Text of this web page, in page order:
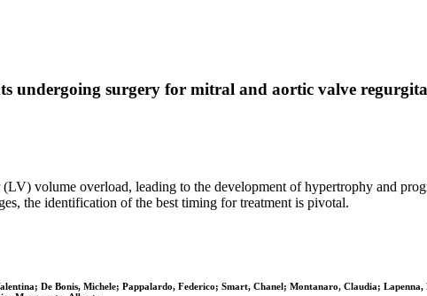
undergoing surgery for mitral and aortic valve
volume overload, leading to the development of hypertrophy and
the identification of the best timing for treatment is pivotal.
De Bonis, Michele; Pappalardo, Federico; Smart, Chanel; Montanaro, Claudia;